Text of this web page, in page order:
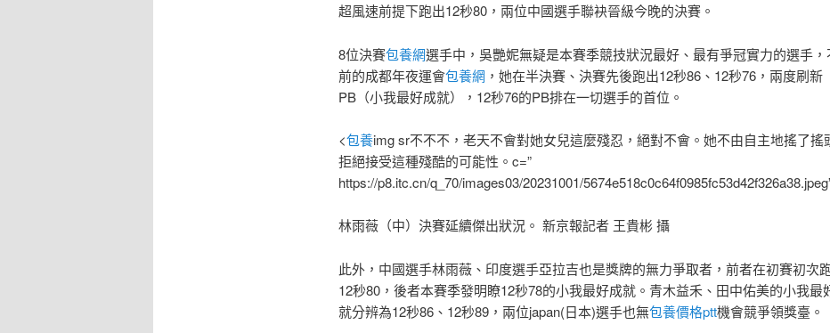
超風速前提下跑出12秒80，兩位中國選手聯袂晉級今晚的決賽。
8位決賽包養網選手中，吳艷妮無疑是本賽季競技狀況最好、最有爭冠實力的選手，
前的成都年夜運會包養網 ，她在半決賽、決賽先後跑出12秒86、12秒76，兩度刷新
PB（小我最好成就），12秒76的PB排在一切選手的首位。
<包養img sr不不不，老天不會對她女兒這麼殘忍，絕對不會。她不由自主地搖了搖
拒絕接受這種殘酷的可能性。c=”
https://p8.itc.cn/q_70/images03/20231001/
林雨薇（中）決賽延續傑出狀況。 新京報記者 王貴彬 攝
此外，中國選手林雨薇、印度選手亞拉吉也是獎牌的無力爭取者，前者在初賽初次
12秒80，後者本賽季發明瞭12秒78的小我最好成就。青木益禾、田中佑美的小我最
就分辨為12秒86、12秒89，兩位japan(日本)選手也無包養價格ptt機會競爭領獎臺。